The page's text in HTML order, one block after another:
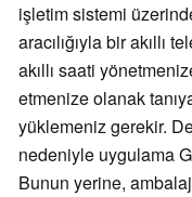
işletim sistemi
aracılığıyla bir akıllı
akıllı saati
etmenize olanak
yüklemeniz gerekir.
nedeniyle uygulama
Bunun yerine,